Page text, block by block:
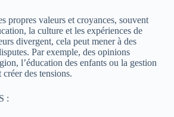
propres valeurs et croyances, souvent
la culture et les expériences de
divergent, cela peut mener à des
Par exemple, des opinions
l’éducation des enfants ou la gestion
des tensions.
: